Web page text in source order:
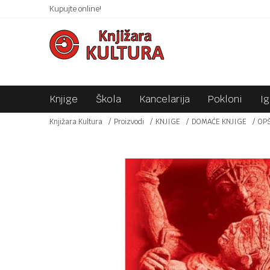
Kupujte online!SIGURNO PLAĆANJE PLATNIM KARTICAMA!
Knjige Škola Kancelarija Pokloni
Knjižara Kultura Proizvodi KNJIGE DOMAĆE KNJIGE